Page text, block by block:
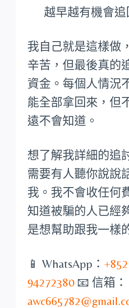
越早越有機會追
我自己就是這樣做
辛苦，但最後真的
資金。每個人情況
能全部拿回來，但
遠不會知道。
想了解我詳細的追
需要有人聽你說說
我。我不會收任何
知道被騙的人已經
是想幫助跟我一樣
📱 WhatsApp： +852
94272380 📧 信箱：